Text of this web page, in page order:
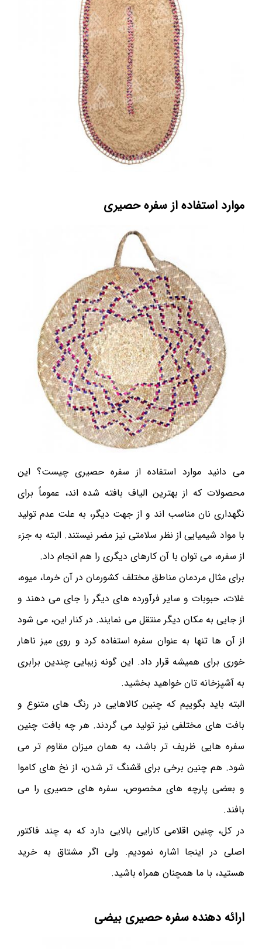
موارد استفاده از سفره حصیری
می دانید موارد استفاده از سفره حصیری چیست؟ این
محصولات که از بهترین الیاف بافته شده اند، عموماً برای
نگهداری نان مناسب اند و از جهت دیگر، به علت عدم تولید
با مواد شیمیایی از نظر سلامتی نیز مضر نیستند. البته به جزء
از سفره، می توان با آن کارهای دیگری را هم انجام داد.
برای مثال مردمان مناطق مختلف کشورمان در آن خرما، میوه،
غلات، حبوبات و سایر فرآورده های دیگر را جای می دهند و
از جایی به مکان دیگر منتقل می نمایند. در کنار این، می شود
از آن ها تنها به عنوان سفره استفاده کرد و روی میز ناهار
خوری برای همیشه قرار داد. این گونه‌ زیبایی چندین برابری
به آشپزخانه تان‌ خواهید بخشید.
البته باید بگو‌ییم که چنین کالاهایی در رنگ های متنوع و
بافت های مختلفی نیز تولید می گردند. هر چه بافت چنین
سفره هایی ظریف تر باشد، به همان میزان مقاوم ‌تر می
شود. هم ‌چنین برخی برای قشنگ تر‌ شدن، از نخ های کاموا
و بعضی پارچه های مخصوص، سفره های حصیری را می
بافند.
در کل، چنین اقلامی کارایی بالایی دارد که به چند فاکتور
اصلی در اینجا اشاره نمودیم. ولی اگر مشتاق به خرید
هستید، با ما همچنان همراه باشید.
ارائه دهنده سفره حصیری بیضی